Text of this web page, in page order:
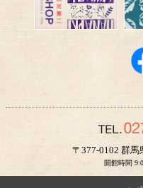
〒377-0102 群馬
開館時間